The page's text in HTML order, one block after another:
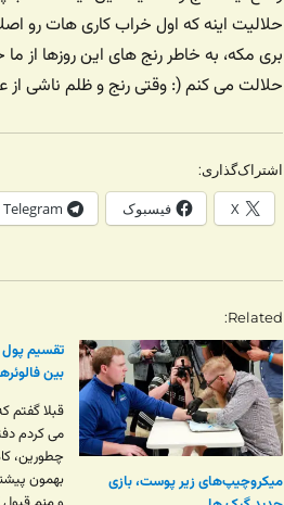
حلالیت اینه که اول خراب کاری هات رو
بری مکه، به خاطر رنج های این روزها از
حلالت می کنم (: وقتی رنج و ظلم ناشی از
اشتراک‌گذاری:
X فیسبوک Telegram
Related
میکروچیپ‌های زیر پوست، بازی
تقسیم پول
بین
قبلا
می کردم
چطورین،
بهمون